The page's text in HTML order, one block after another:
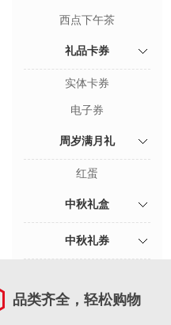
西点下午茶
礼品卡券
实体卡券
电子券
周岁满月礼
红蛋
中秋礼盒
中秋礼券
品类齐全，轻松购物